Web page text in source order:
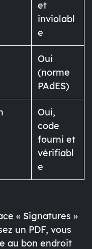
et
inviolabl
e
Oui
(norme
PAdES)
Oui,
code
fourni et
vérifiabl
e
« Signatures »
un PDF, vous
au bon endroit